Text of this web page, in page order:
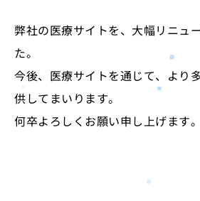
弊社の医療サイトを、大幅リニュ
た。
今後、医療サイトを通じて、より
供してまいります。
何卒よろしくお願い申し上げます。